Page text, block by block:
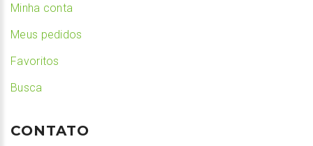
Minha conta
Meus pedidos
Favoritos
Busca
CONTATO